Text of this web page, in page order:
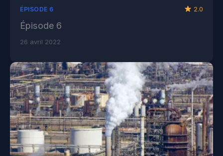
ÉPISODE 6 2.0
Épisode 6
26 avril 2022